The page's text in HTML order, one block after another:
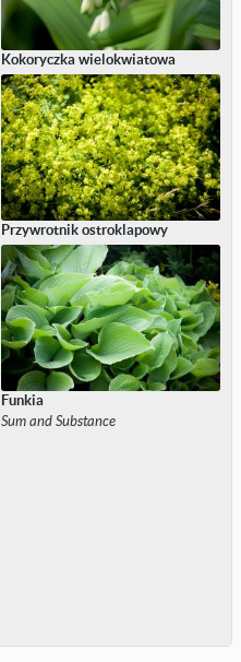
Kokoryczka wielokwiatowa
Przywrotnik ostroklapowy
Funkia
Sum and Substance